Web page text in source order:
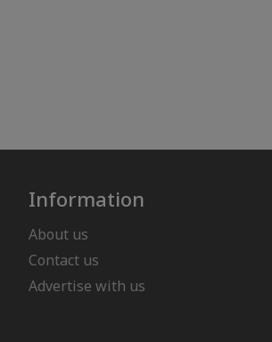
Information
About us
Contact us
Advertise with us